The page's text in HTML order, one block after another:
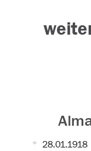
28.01.1918